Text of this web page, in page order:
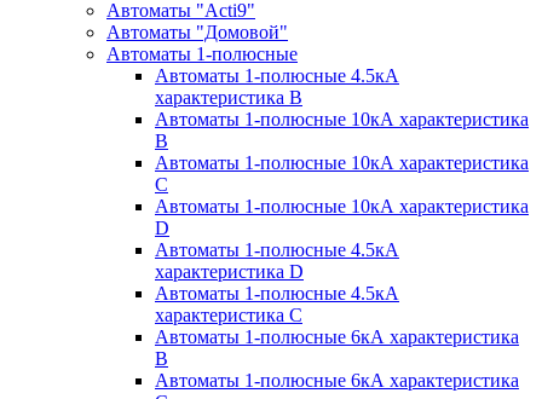
Автоматы "Acti9"
Автоматы "Домовой"
Автоматы 1-полюсные
Автоматы 1-полюсные 4.5кА
характеристика В
Автоматы 1-полюсные 10кА характеристика
B
Автоматы 1-полюсные 10кА характеристика
C
Автоматы 1-полюсные 10кА характеристика
D
Автоматы 1-полюсные 4.5кА
характеристика D
Автоматы 1-полюсные 4.5кА
характеристика С
Автоматы 1-полюсные 6кА характеристика
B
Автоматы 1-полюсные 6кА характеристика